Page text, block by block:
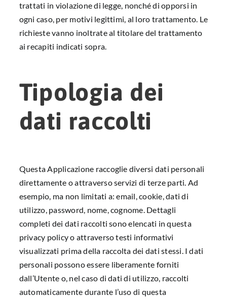
trattati in violazione di legge, nonché di opporsi in
ogni caso, per motivi legittimi, al loro trattamento. Le
richieste vanno inoltrate al titolare del trattamento
ai recapiti indicati sopra.
Tipologia dei
dati raccolti
Questa Applicazione raccoglie diversi dati personali
direttamente o attraverso servizi di terze parti. Ad
esempio, ma non limitati a: email, cookie, dati di
utilizzo, password, nome, cognome. Dettagli
completi dei dati raccolti sono elencati in questa
privacy policy o attraverso testi informativi
visualizzati prima della raccolta dei dati stessi. I dati
personali possono essere liberamente forniti
dall’Utente o, nel caso di dati di utilizzo, raccolti
automaticamente durante l’uso di questa